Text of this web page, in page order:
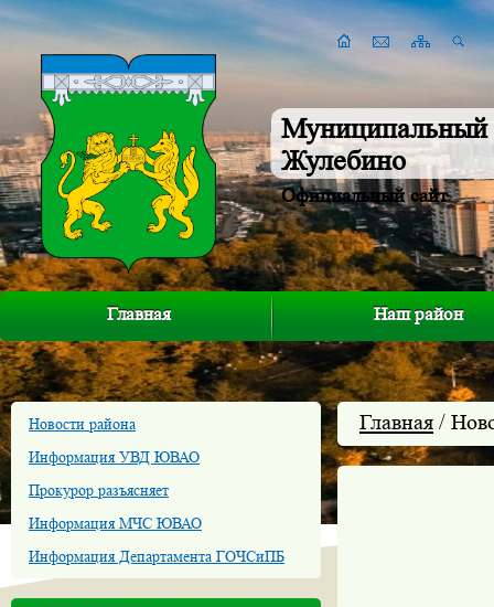
Муниципальный
Жулебино
Официальный сайт
Главная Наш район
Новости района
Информация УВД ЮВАО
Прокурор разъясняет
Информация МЧС ЮВАО
Информация Департамента ГОЧСиПБ
Главная /